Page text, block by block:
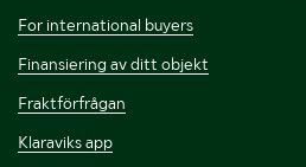
For international buyers
Finansiering av ditt objekt
Fraktförfrågan
Klaraviks app